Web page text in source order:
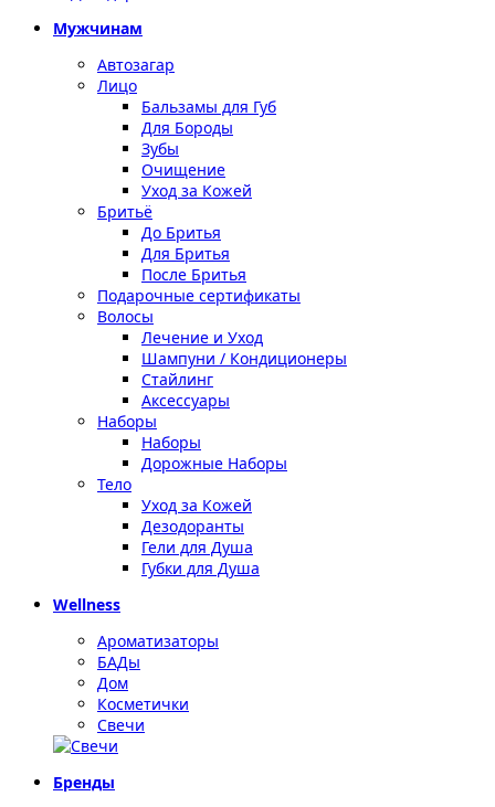
Мужчинам
Автозагар
Лицо
Бальзамы для Губ
Для Бороды
Зубы
Очищение
Уход за Кожей
Бритьё
До Бритья
Для Бритья
После Бритья
Подарочные сертификаты
Волосы
Лечение и Уход
Шампуни / Кондиционеры
Стайлинг
Аксессуары
Наборы
Наборы
Дорожные Наборы
Тело
Уход за Кожей
Дезодоранты
Гели для Душа
Губки для Душа
Wellness
Ароматизаторы
БАДы
Дом
Косметички
Свечи
Бренды